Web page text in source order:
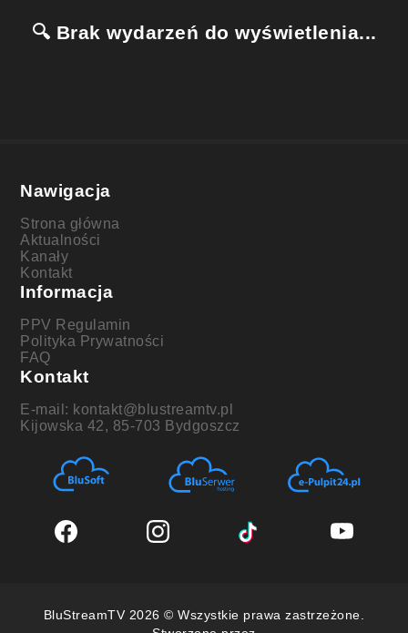
🔍 Brak wydarzeń do wyświetlenia...
Nawigacja
Strona główna
Aktualności
Kanały
Kontakt
Informacja
PPV Regulamin
Polityka Prywatności
FAQ
Kontakt
E-mail: kontakt@blustreamtv.pl
Kijowska 42, 85-703 Bydgoszcz
BluStreamTV 2026 © Wszystkie prawa zastrzeżone.